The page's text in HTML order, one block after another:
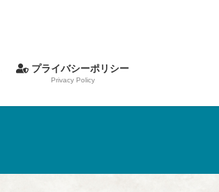
プライバシーポリシー
Privacy Policy